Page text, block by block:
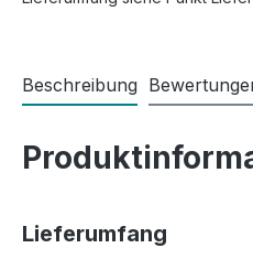
Beschreibung
Lieferumfang